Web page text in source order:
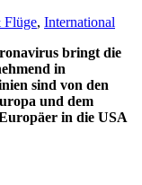
Flüge, International
bringt die
in
sind von den
und dem
in die USA